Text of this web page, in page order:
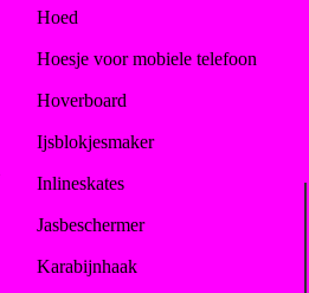
Hoed
Hoesje voor mobiele telefoon
Hoverboard
Ijsblokjesmaker
Inlineskates
Jasbeschermer
Karabijnhaak